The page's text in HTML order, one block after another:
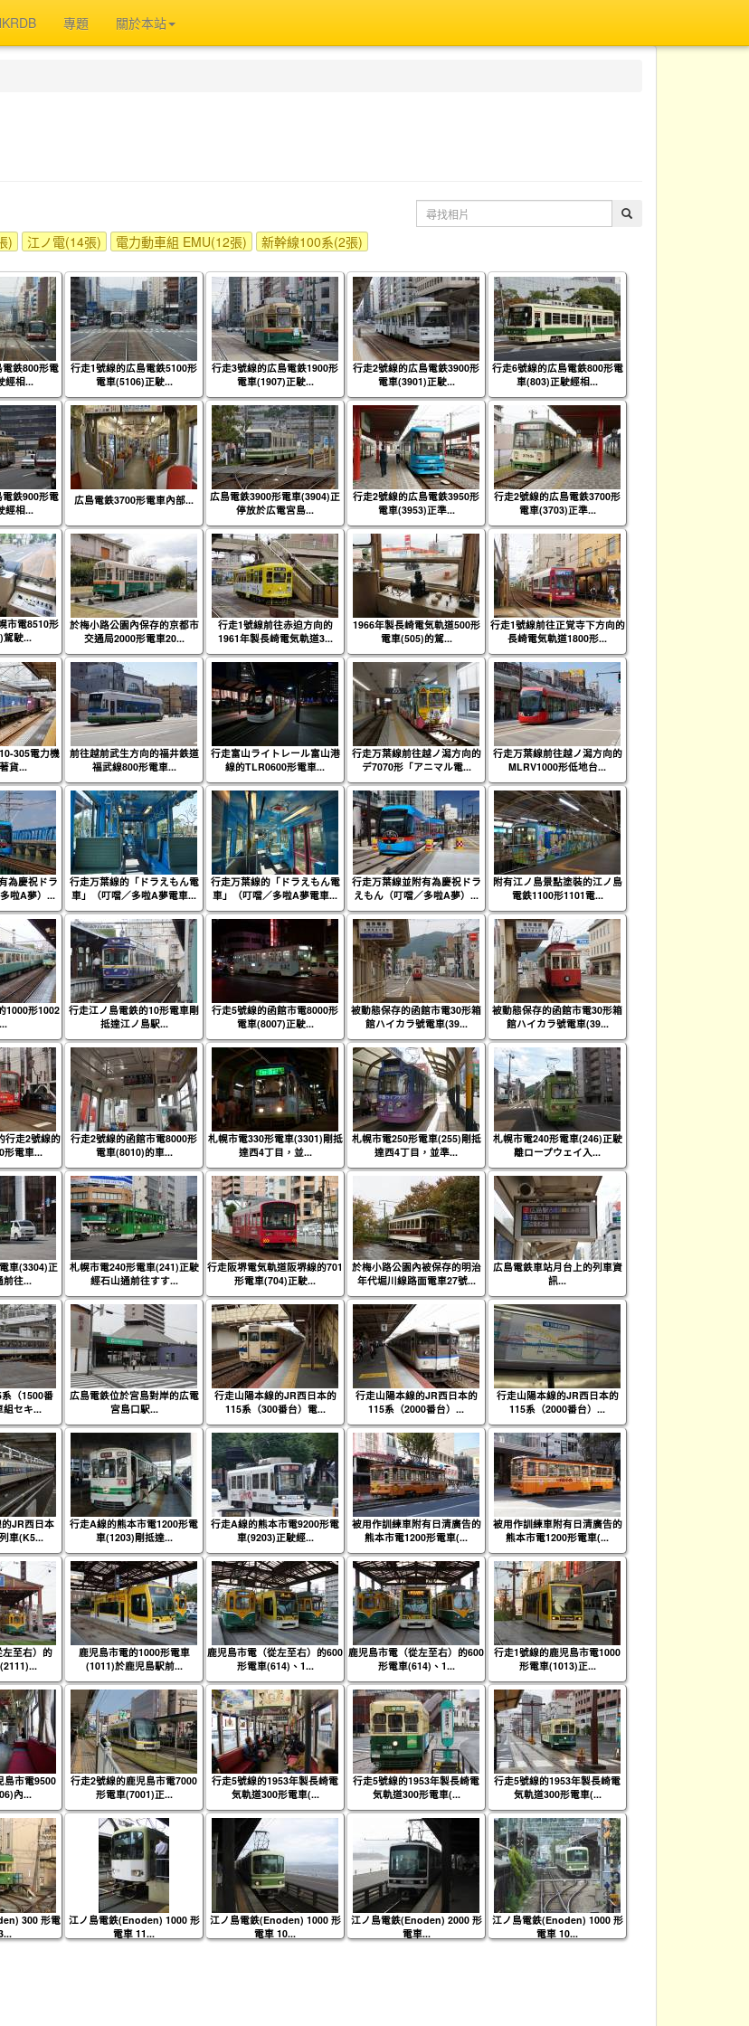
專題 關於本站
) 江ノ電(14張) 電力動車組 EMU(12張)
新幹線100系(2張)
鉄800形電
經相...
行走1號線的広島電鉄5100形
電車(5106)正駛...
行走3號線的広島電鉄1900形
電車(1907)正駛...
行走2號線的広島電鉄3900形
電車(3901)正駛...
行走6號線的広島電鉄800形電
車(803)正駛經相...
鉄900形電
經相...
広島電鉄3700形電車內部...
広島電鉄3900形電車(3904)正
停放於広電宮島...
行走2號線的広島電鉄3950形
電車(3953)正準...
行走2號線的広島電鉄3700形
電車(3703)正準...
市電8510形
駕駛...
於梅小路公園內保存的京都市
交通局2000形電車20...
行走1號線前往赤迫方向的
1961年製長崎電気軌道3...
1966年製長崎電気軌道500形
電車(505)的駕...
行走1號線前往正覚寺下方向的
長崎電気軌道1800形...
305電力機
貨...
前往越前武生方向的福井鉄道
福武線800形電車...
行走富山ライトレール富山港
線的TLR0600形電車...
行走万葉線前往越ノ潟方向的
デ7070形「アニマル電...
行走万葉線前往越ノ潟方向的
MLRV1000形低地台...
為慶祝ドラ
啦A夢）...
行走万葉線的「ドラえもん電
車」（叮噹／多啦A夢電車...
行走万葉線的「ドラえもん電
車」（叮噹／多啦A夢電車...
行走万葉線並附有為慶祝ドラ
えもん（叮噹／多啦A夢）...
附有江ノ島景點塗裝的江ノ島
電鉄1100形1101電...
1000形1002
行走江ノ島電鉄的10形電車剛
抵達江ノ島駅...
行走5號線的函館市電8000形
電車(8007)正駛...
被動態保存的函館市電30形箱
館ハイカラ號電車(39...
被動態保存的函館市電30形箱
館ハイカラ號電車(39...
行走2號線的
形電車...
行走2號線的函館市電8000形
電車(8010)的車...
札幌市電330形電車(3301)剛抵
達西4丁目，並...
札幌市電250形電車(255)剛抵
達西4丁目，並準...
札幌市電240形電車(246)正駛
離ロープウェイ入...
車(3304)正
前往...
札幌市電240形電車(241)正駛
經石山通前往すす...
行走阪堺電気軌道阪堺線的701
形電車(704)正駛...
於梅小路公園內被保存的明治
年代堀川線路面電車27號...
広島電鉄車站月台上的列車資
訊...
（1500番
組セキ...
広島電鉄位於宮島對岸的広電
宮島口駅...
行走山陽本線的JR西日本的
115系（300番台）電...
行走山陽本線的JR西日本的
115系（2000番台）...
行走山陽本線的JR西日本的
115系（2000番台）...
JR西日本
車(K5...
行走A線的熊本市電1200形電
車(1203)剛抵達...
行走A線的熊本市電9200形電
車(9203)正駛經...
被用作訓練車附有日清廣告的
熊本市電1200形電車(...
被用作訓練車附有日清廣告的
熊本市電1200形電車(...
至右）的
鹿児島市電的1000形電車
(1011)於鹿児島駅前...
鹿児島市電（從左至右）的600
形電車(614)、1...
鹿児島市電（從左至右）的600
形電車(614)、1...
行走1號線的鹿児島市電1000
形電車(1013)正...
島市電9500
內...
行走2號線的鹿児島市電7000
形電車(7001)正...
行走5號線的1953年製長崎電
気軌道300形電車(...
行走5號線的1953年製長崎電
気軌道300形電車(...
行走5號線的1953年製長崎電
気軌道300形電車(...
300 形電 江ノ島電鉄(Enoden) 1000 形
電車 11...
江ノ島電鉄(Enoden) 1000 形
電車 10...
江ノ島電鉄(Enoden) 2000 形
電車...
江ノ島電鉄(Enoden) 1000 形
電車 10...